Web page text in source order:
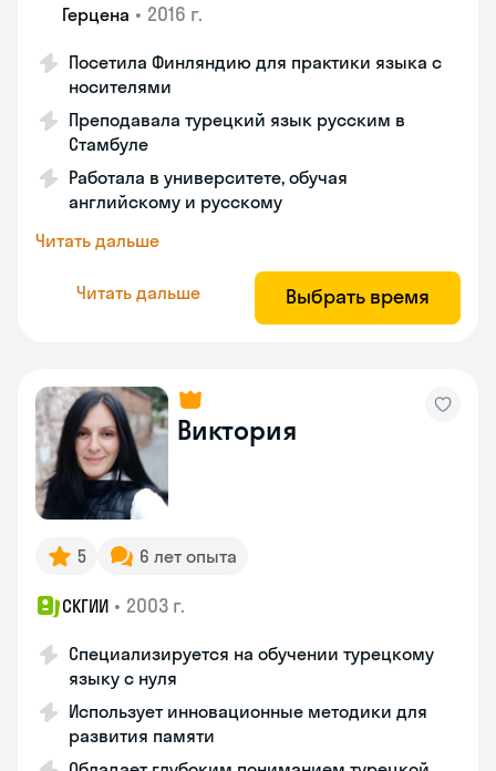
Герцена • 2016 г.
Посетила Финляндию для практики языка с
носителями
Преподавала турецкий язык русским в
Стамбуле
Работала в университете, обучая
английскому и русскому
Читать дальше
Читать дальше Выбрать время
Виктория
5 6 лет опыта
СКГИИ • 2003 г.
Специализируется на обучении турецкому
языку с нуля
Использует инновационные методики для
развития памяти